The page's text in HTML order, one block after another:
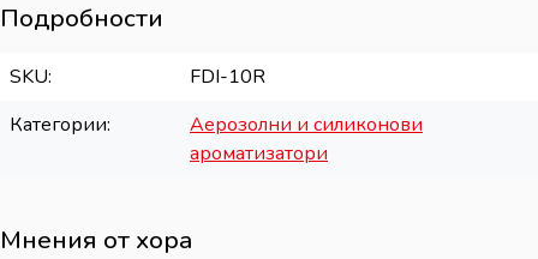
Подробности
SKU
FDI-10R
Категории
Аерозолни и силиконови
ароматизатори
Мнения от хора